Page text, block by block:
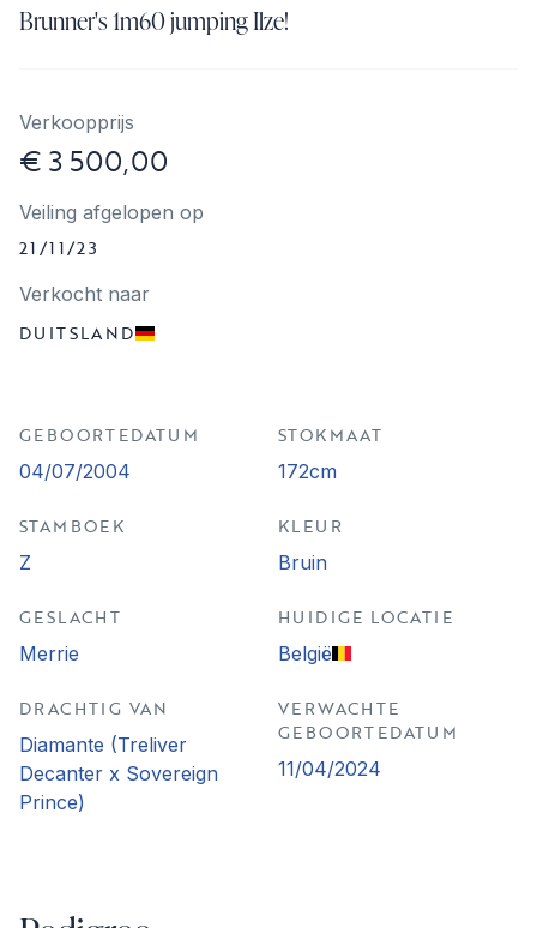
Brunner's 1m60 jumping Ilze!
Verkoopprijs
€ 3 500,00
Veiling afgelopen op
21/11/23
Verkocht naar
DUITSLAND
GEBOORTEDATUM
04/07/2004
STOKMAAT
172cm
STAMBOEK
Z
KLEUR
Bruin
GESLACHT
Merrie
HUIDIGE LOCATIE
België
DRACHTIG VAN
Diamante (Treliver
Decanter x Sovereign
Prince)
VERWACHTE
GEBOORTEDATUM
11/04/2024